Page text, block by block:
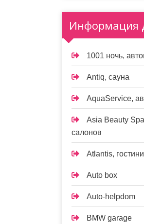
Информация
1001 ночь,
Antiq, сауна
AquaService,
Asia Beauty
салонов
Atlantis,
Auto box
Auto-helpdom
BMW garage